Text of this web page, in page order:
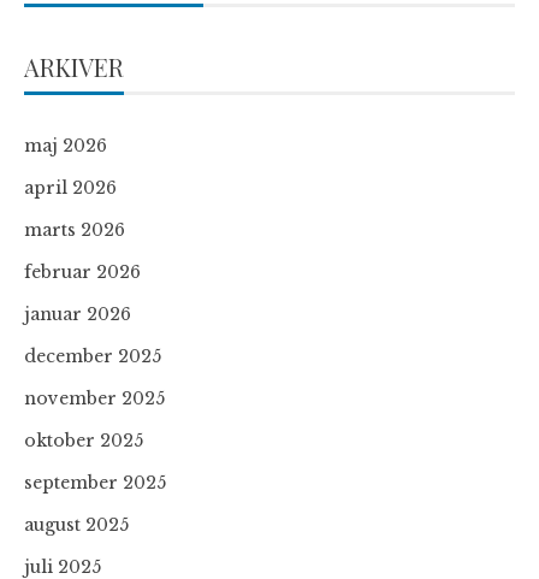
ARKIVER
maj 2026
april 2026
marts 2026
februar 2026
januar 2026
december 2025
november 2025
oktober 2025
september 2025
august 2025
juli 2025